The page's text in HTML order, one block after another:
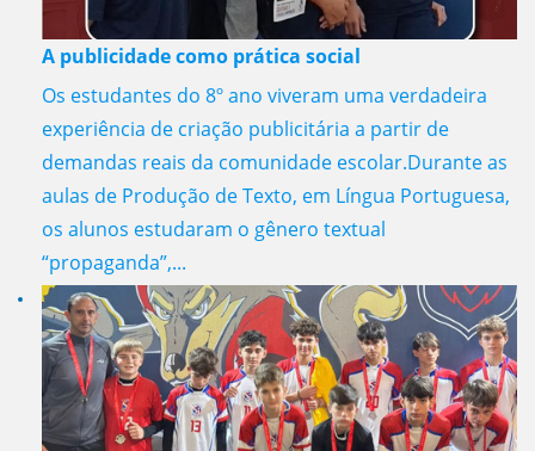
A publicidade como prática social
Os estudantes do 8º ano viveram uma verdadeira
experiência de criação publicitária a partir de
demandas reais da comunidade escolar.Durante as
aulas de Produção de Texto, em Língua Portuguesa,
os alunos estudaram o gênero textual
“propaganda”,...